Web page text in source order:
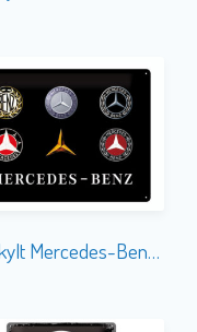
Plåtskylt Mercedes-Benz Logo 30×40